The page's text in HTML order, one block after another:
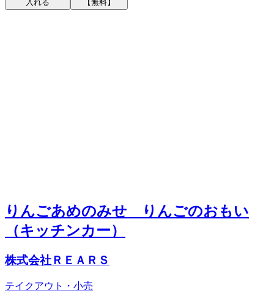
入れる
【無料】
りんごあめのみせ りんごのおもい
（キッチンカー）
株式会社ＲＥＡＲＳ
テイクアウト・小売